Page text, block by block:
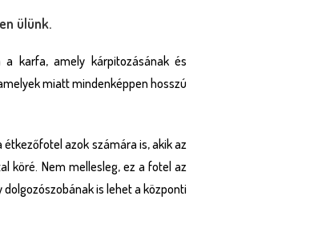
ülünk.
karfa, amely kárpitozásának és
miatt mindenképpen hosszú
azok számára is, akik az
köré. Nem mellesleg, ez a fotel az
is lehet a központi